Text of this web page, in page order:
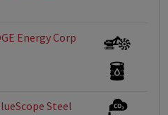
Energy Corp
Steel